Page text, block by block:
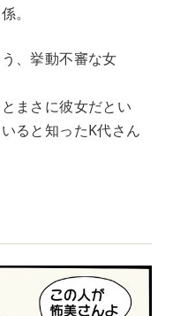
。
、挙動不審な女
まさに彼女だとい
ると知ったK代さん